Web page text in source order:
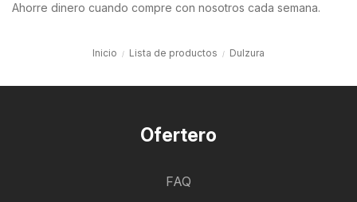
Ahorre dinero cuando compre con nosotros cada semana.
Inicio Lista de productos Dulzura
Ofertero
FAQ